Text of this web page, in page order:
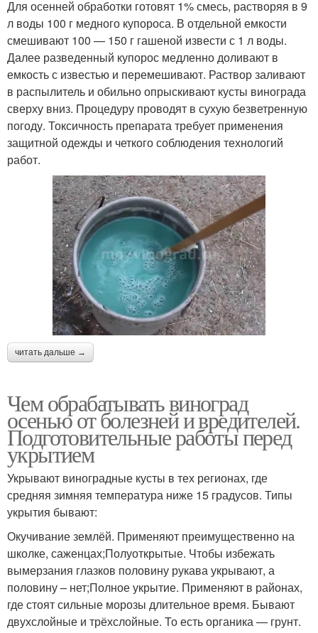
Для осенней обработки готовят 1% смесь, растворяя в 9
л воды 100 г медного купороса. В отдельной емкости
смешивают 100 — 150 г гашеной извести с 1 л воды.
Далее разведенный купорос медленно доливают в
емкость с известью и перемешивают. Раствор заливают
в распылитель и обильно опрыскивают кусты винограда
сверху вниз. Процедуру проводят в сухую безветренную
погоду. Токсичность препарата требует применения
защитной одежды и четкого соблюдения технологий
работ.
читать дальше →
Чем обрабатывать виноград
осенью от болезней и вредителей.
Подготовительные работы перед
укрытием
Укрывают виноградные кусты в тех регионах, где
средняя зимняя температура ниже 15 градусов. Типы
укрытия бывают:
Окучивание землёй. Применяют преимущественно на
школке, саженцах;Полуоткрытые. Чтобы избежать
вымерзания глазков половину рукава укрывают, а
половину – нет;Полное укрытие. Применяют в районах,
где стоят сильные морозы длительное время. Бывают
двухслойные и трёхслойные. То есть органика — грунт.